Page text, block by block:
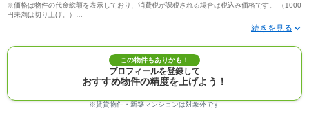
※価格は物件の代金総額を表示しており、消費税が課税される場合は税込み価格です。 （1000
円未満は切り上げ。）
※写真に写っている、またはパース（絵）や間取り図に描かれている家具や車などは、特にコ
※建築条件付き土地価格には、建物価格は含まれません。
※物件情報は、原則として情報提供日の２日前に最終確認した情報です。
※完成予想図はいずれも外構、植栽、外観等実際のものとは多少異なることがあります。
※モデルルーム・モデルハウス・展示場・ショールームの画像の場合、今回販売の物件と異な
※ＣＧ合成の画像の場合、実際とは多少異なる場合があります。
※物件特徴：販売戸数が複数の物件は、全ての住戸に該当しない項目もあります。
この物件もありかも！
プロフィールを登録して
おすすめ物件の精度を上げよう！
※賃貸物件・新築マンションは対象外です